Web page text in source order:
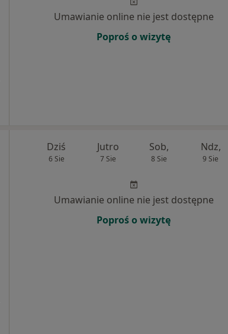
Umawianie online nie jest dostępne
Poproś o wizytę
Dziś
6 Sie
Jutro
7 Sie
Sob,
8 Sie
Ndz,
9 Sie
Umawianie online nie jest dostępne
Poproś o wizytę